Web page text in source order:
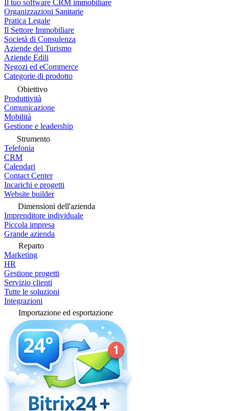
Il tuo software CRM immobiliare
Organizzazioni Sanitarie
Pratica Legale
Il Settore Immobiliare
Società di Consulenza
Aziende del Turismo
Aziende Edili
Negozi ed eCommerce
Categorie di prodotto
Obiettivo
Produttività
Comunicazione
Mobilità
Gestione e leadership
Strumento
Telefonia
CRM
Calendari
Contact Center
Incarichi e progetti
Website builder
Dimensioni dell'azienda
Imprenditore individuale
Piccola impresa
Grande azienda
Reparto
Marketing
HR
Gestione progetti
Servizio clienti
Tutte le soluzioni
Integrazioni
Importazione ed esportazione